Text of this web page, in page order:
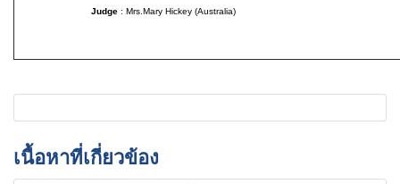
Judge: Mrs.Mary Hickey (Australia)
เนื้อหาที่เกี่ยวข้อง